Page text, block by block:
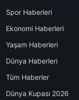
Spor Haberleri
Ekonomi Haberleri
Yaşam Haberleri
Dünya Haberleri
Tüm Haberler
Dünya Kupası 2026